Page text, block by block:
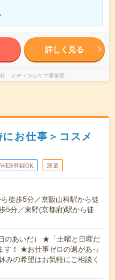
詳しく見る
メディカルケア事業部
お仕事＞コスメ
WEB登録OK 派遣
徒歩5分／京阪山科駅から徒
5分／東野(京都府)駅から徒
のあいだ） ★「土曜と日曜だ
す！ ★お仕事ゼロの週があっ
みの希望はお気軽にご相談く